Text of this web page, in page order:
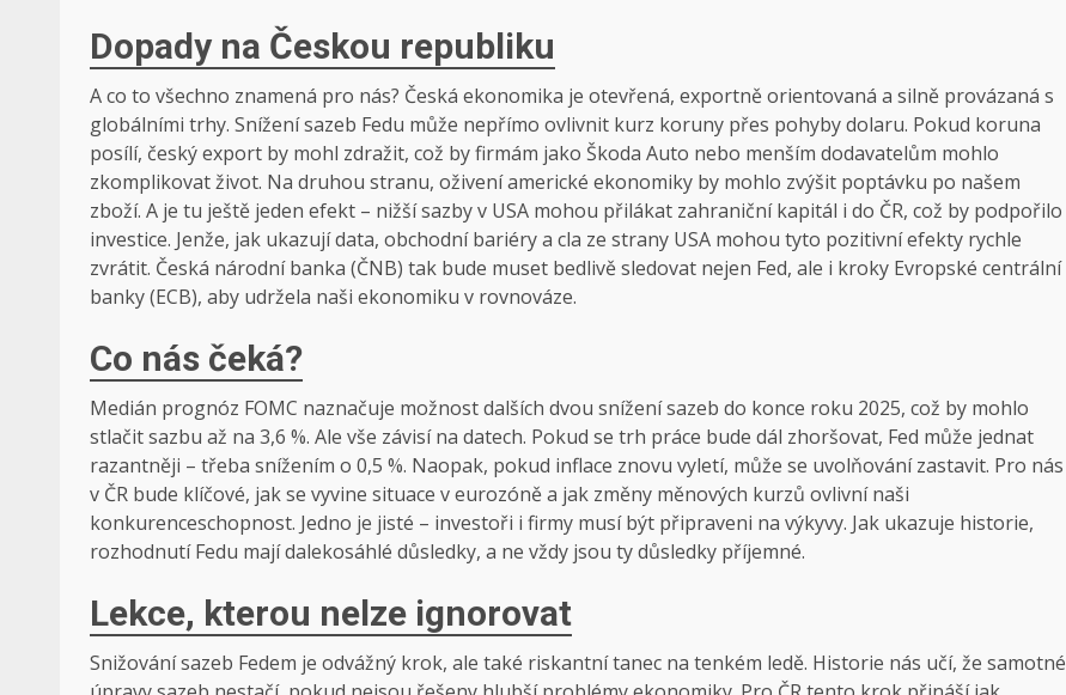
Dopady na Českou republiku
A co to všechno znamená pro nás? Česká ekonomika je otevřená, exportně orientovaná a silně provázaná s
globálními trhy. Snížení sazeb Fedu může nepřímo ovlivnit kurz koruny přes pohyby dolaru. Pokud koruna
posílí, český export by mohl zdražit, což by firmám jako Škoda Auto nebo menším dodavatelům mohlo
zkomplikovat život. Na druhou stranu, oživení americké ekonomiky by mohlo zvýšit poptávku po našem
zboží. A je tu ještě jeden efekt – nižší sazby v USA mohou přilákat zahraniční kapitál i do ČR, což by podpořilo
investice. Jenže, jak ukazují data, obchodní bariéry a cla ze strany USA mohou tyto pozitivní efekty rychle
zvrátit. Česká národní banka (ČNB) tak bude muset bedlivě sledovat nejen Fed, ale i kroky Evropské centrální
banky (ECB), aby udržela naši ekonomiku v rovnováze.
Co nás čeká?
Medián prognóz FOMC naznačuje možnost dalších dvou snížení sazeb do konce roku 2025, což by mohlo
stlačit sazbu až na 3,6 %. Ale vše závisí na datech. Pokud se trh práce bude dál zhoršovat, Fed může jednat
razantněji – třeba snížením o 0,5 %. Naopak, pokud inflace znovu vyletí, může se uvolňování zastavit. Pro nás
v ČR bude klíčové, jak se vyvine situace v eurozóně a jak změny měnových kurzů ovlivní naši
konkurenceschopnost. Jedno je jisté – investoři i firmy musí být připraveni na výkyvy. Jak ukazuje historie,
rozhodnutí Fedu mají dalekosáhlé důsledky, a ne vždy jsou ty důsledky příjemné.
Lekce, kterou nelze ignorovat
Snižování sazeb Fedem je odvážný krok, ale také riskantní tanec na tenkém ledě. Historie nás učí, že samotné